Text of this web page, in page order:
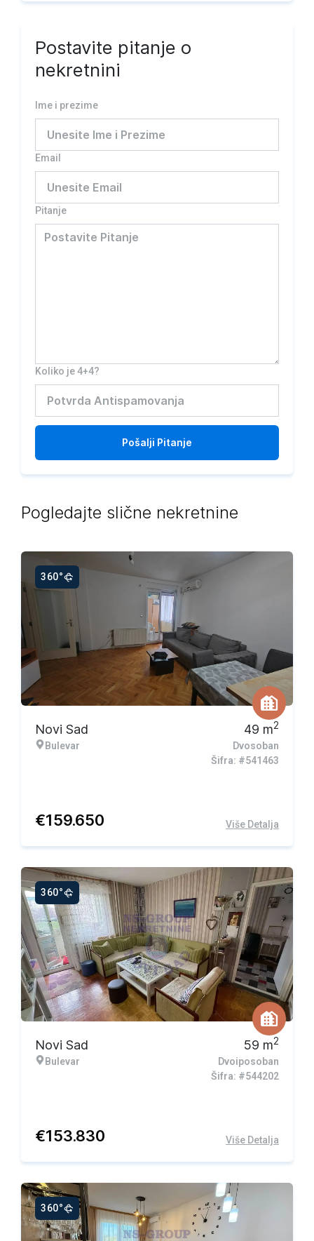
Postavite pitanje o
nekretnini
Ime i prezime
Email
Pitanje
Koliko je 4+4?
Pošalji Pitanje
Pogledajte slične nekretnine
360°
Novi Sad
Bulevar
49 m2
Dvosoban
Šifra: #541463
€159.650 Više Detalja
360°
Ekskluzivna ponuda
Novi Sad
Bulevar
59 m2
Dvoiposoban
Šifra: #544202
€153.830 Više Detalja
360°